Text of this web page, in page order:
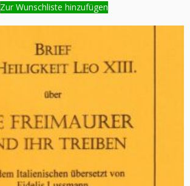
Zur Wunschliste hinzufügen